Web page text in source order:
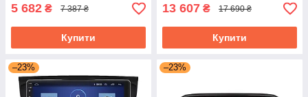
5 682 ₴ 7 387 ₴
Купити
13 607 ₴ 17 690 ₴
Купити
–23% –23%